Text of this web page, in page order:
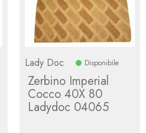
Lady Doc Disponibile
Zerbino Imperial
Cocco 40X 80
Ladydoc 04065